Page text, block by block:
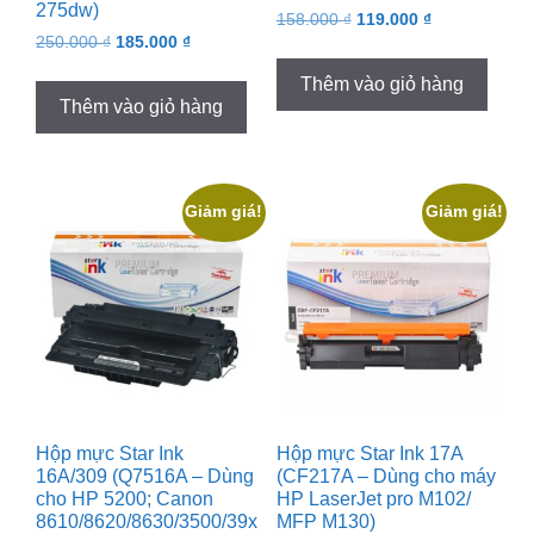
275dw)
250.000₫ Original
250.000 ₫.
185.000 ₫Current
185.000 ₫.
Thêm vào giỏ hàng
158.000₫ Original
158.000 ₫.
119.000 ₫Current
119.000 ₫.
Thêm vào giỏ hàng
Giảm giá!
Hộp mực Star Ink
16A/309 (Q7516A – Dùng
cho HP 5200; Canon
8610/8620/8630/3500/39x
Giảm giá!
Hộp mực Star Ink 17A
(CF217A – Dùng cho máy
HP LaserJet pro M102/
MFP M130)